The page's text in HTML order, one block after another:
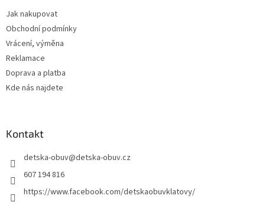
Jak nakupovat
Obchodní podmínky
Vrácení, výměna
Reklamace
Doprava a platba
Kde nás najdete
Kontakt
detska-obuv@detska-obuv.cz
607 194 816
https://www.facebook.com/detskaobuvklatovy/